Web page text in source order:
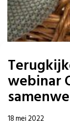
webinar
18 mei 2022